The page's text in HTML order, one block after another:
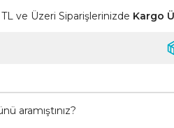
ve Üzeri Siparişlerinizde Kargo